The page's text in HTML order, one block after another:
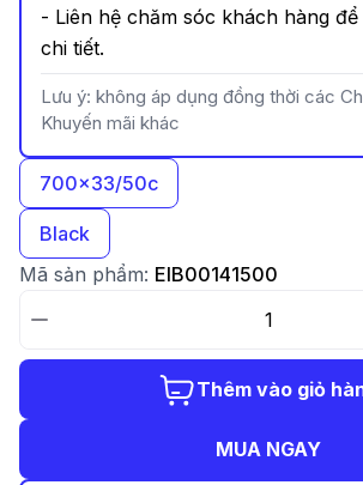
- Liên hệ chăm sóc khách hàng
chi tiết.
Lưu ý: không áp dụng đồng thời các
Khuyến mãi khác
700x33/50c
Black
Mã sản phẩm: EIB00141500
Thêm vào giỏ
MUA NGAY